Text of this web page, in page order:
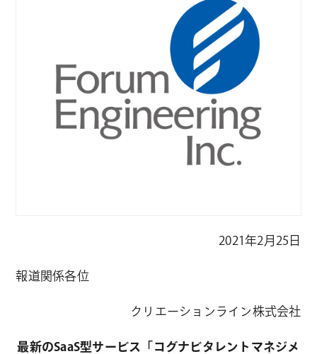
2021年2月25日
報道関係各位
クリエーションライン株式会社
最新のSaaS型サービス「コグナビタレントマネジメ